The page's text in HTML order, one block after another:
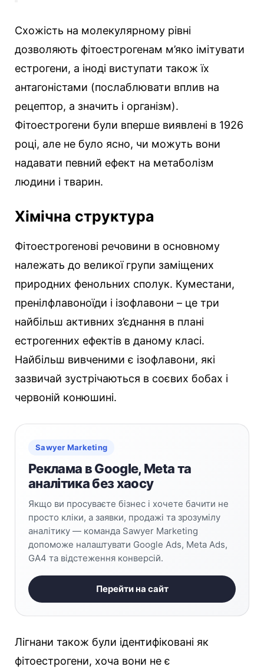
Схожість на молекулярному рівні
дозволяють фітоестрогенам м’яко імітувати
естрогени, а іноді виступати також їх
антагоністами (послаблювати вплив на
рецептор, а значить і організм).
Фітоестрогени були вперше виявлені в 1926
році, але не було ясно, чи можуть вони
надавати певний ефект на метаболізм
людини і тварин.
Хімічна структура
Фітоестрогенові речовини в основному
належать до великої групи заміщених
природних фенольних сполук. Куместани,
пренілфлавоноїди і ізофлавони – це три
найбільш активних з’єднання в плані
естрогенних ефектів в даному класі.
Найбільш вивченими є ізофлавони, які
зазвичай зустрічаються в соєвих бобах і
червоній конюшині.
Sawyer Marketing
Реклама в Google, Meta та
аналітика без хаосу
Якщо ви просуваєте бізнес і хочете бачити не
просто кліки, а заявки, продажі та зрозумілу
аналітику — команда Sawyer Marketing
допоможе налаштувати Google Ads, Meta Ads,
GA4 та відстеження конверсій.
Перейти на сайт
Лігнани також були ідентифіковані як
фітоестрогени, хоча вони не є